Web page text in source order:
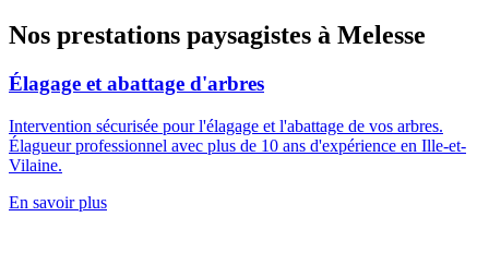
Nos prestations paysagistes à Melesse
Élagage et abattage d'arbres
Intervention sécurisée pour l'élagage et l'abattage de vos arbres.
Élagueur professionnel avec plus de 10 ans d'expérience en Ille-et-
Vilaine.
En savoir plus